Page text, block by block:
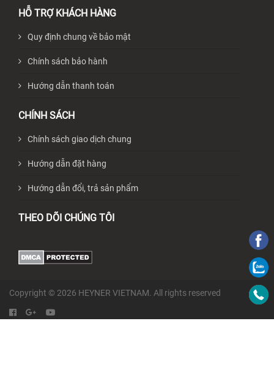
HỖ TRỢ KHÁCH HÀNG
Quy định chung về bảo mật
Chính sách bảo hành
Hướng dẫn thanh toán
CHÍNH SÁCH
Chính sách giao dịch chung
Hướng dẫn đặt hàng
Hướng dẫn đổi, trả sản phẩm
THEO DÕI CHÚNG TÔI
Copyright © 2026 HEYNER VIETNAM. All rights reserved